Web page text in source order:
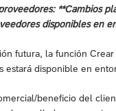
**Cambios
disponibles en
futura, la función
estará disponible en
beneficio del